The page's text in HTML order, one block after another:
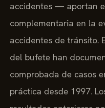
accidentes — aportan
complementaria en la
accidentes de tránsito.
del bufete han
comprobada de casos
práctica desde 1997.